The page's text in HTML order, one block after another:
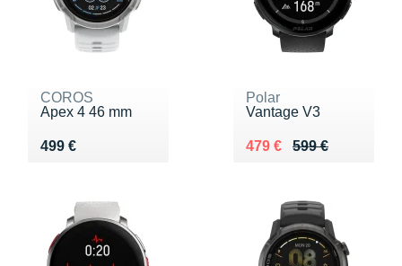
COROS
Apex 4 46 mm
499 €
Vendu 499 €
Polar
Vantage V3
599 €
Au lieu de 599 €
479 €
Vendu 479 €